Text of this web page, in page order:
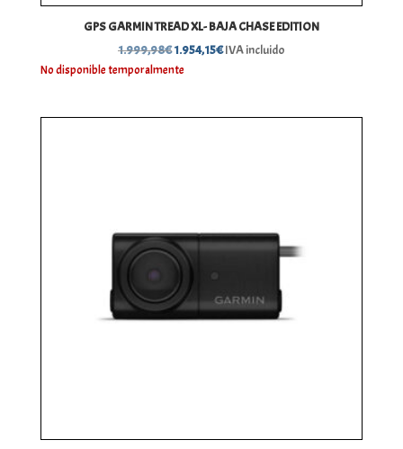
GPS GARMIN TREAD XL- BAJA CHASE EDITION
1.999,98€El
precio
1.954,15€ElIVA incluido
No disponible temporalmente